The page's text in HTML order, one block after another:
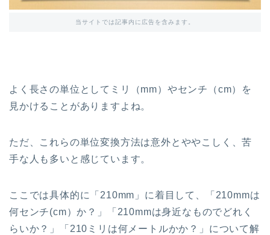
当サイトでは記事内に広告を含みます。
よく長さの単位としてミリ（mm）やセンチ（cm）を
見かけることがありますよね。
ただ、これらの単位変換方法は意外とややこしく、苦
手な人も多いと感じています。
ここでは具体的に「210mm」に着目して、「210mmは
何センチ(cm）か？」「210mmは身近なものでどれく
らいか？」「210ミリは何メートルかか？」について解